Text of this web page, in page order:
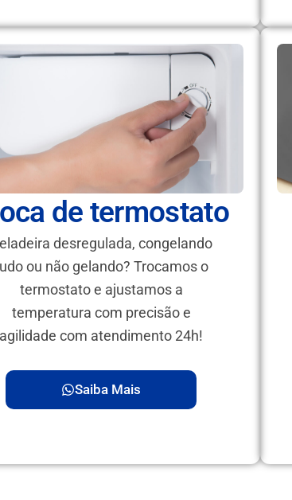
de termostato
desregulada, congelando
ou não gelando? Trocamos o
termostato e ajustamos a
temperatura com precisão e
agilidade com atendimento 24h!
Saiba Mais